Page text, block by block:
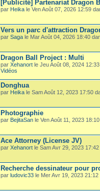
[Publicité] Partenariat Dragon
par Heika le Ven Août 07, 2026 12:59
Vers un parc d'attraction
par Saga le Mar Août 04, 2026 18:40
Dragon Ball Project : Multi
par Xehanort le Jeu Août 08, 2024
Vidéos
Donghua
par Heika le Sam Août 12, 2023 17:50
Photographie
par BejitaSan le Ven Août 11, 2023
Ace Attorney (License JV)
par Xehanort le Sam Avr 29, 2023
Recherche dessinateur pour
par ludovic33 le Mer Avr 19, 2023